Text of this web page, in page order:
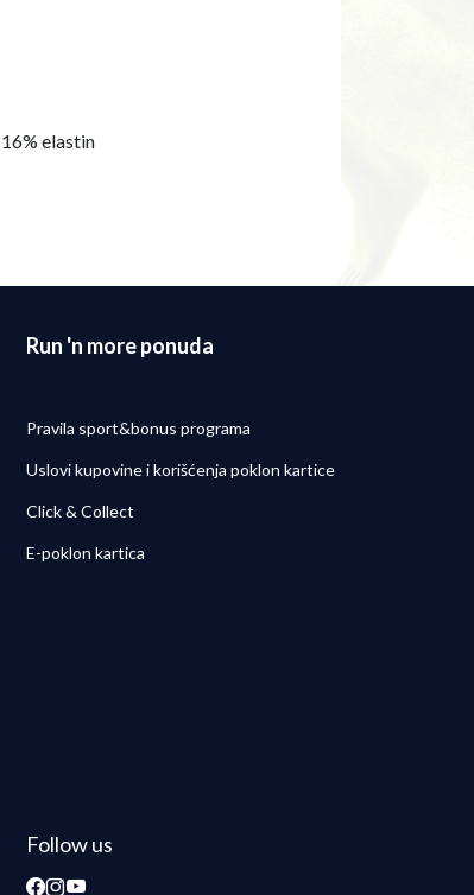
elastin
Run 'n more ponuda
Pravila sport&bonus programa
Uslovi kupovine i korišćenja poklon kartice
Click & Collect
E-poklon kartica
Follow us